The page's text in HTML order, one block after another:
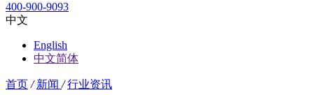
400-900-9093
中文
English
中文简体
首页 / 新闻 / 行业资讯